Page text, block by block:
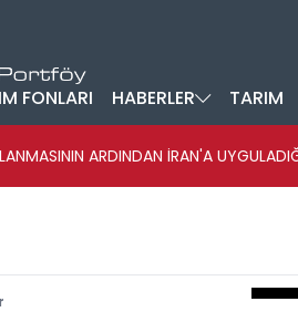
FONLARI HABERLER TARIM
ARDINDAN İRAN'A